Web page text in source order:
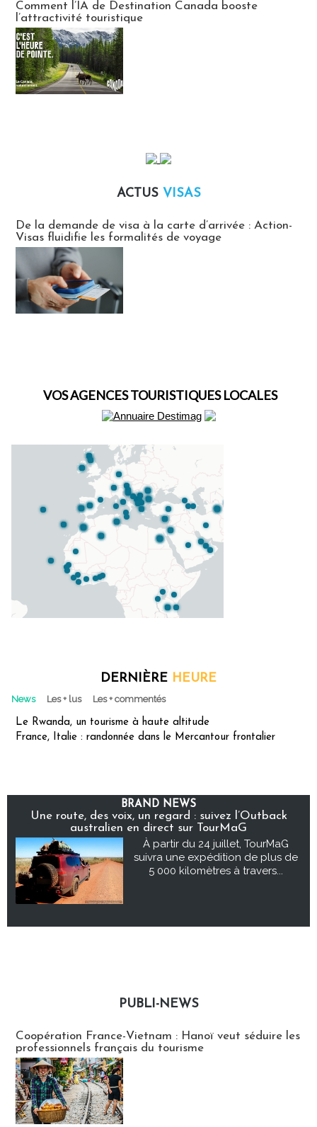
Comment l’IA de Destination Canada booste
l’attractivité touristique
ACTUS VISAS
De la demande de visa à la carte d’arrivée : Action-
Visas fluidifie les formalités de voyage
VOS AGENCES TOURISTIQUES LOCALES
DERNIÈRE HEURE
News Les + lus Les + commentés
Le Rwanda, un tourisme à haute altitude
France, Italie : randonnée dans le Mercantour frontalier
BRAND NEWS
Une route, des voix, un regard : suivez l’Outback
australien en direct sur TourMaG
À partir du 24 juillet, TourMaG
suivra une expédition de plus de
5 000 kilomètres à travers...
PUBLI-NEWS
Coopération France-Vietnam : Hanoï veut séduire les
professionnels français du tourisme